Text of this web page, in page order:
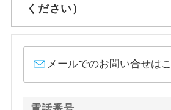
ください）
メールでのお問い合せは